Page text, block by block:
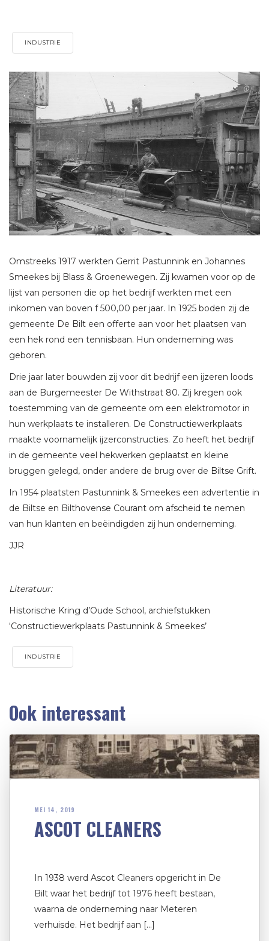
INDUSTRIE
Omstreeks 1917 werkten Gerrit Pastunnink en Johannes
Smeekes bij Blass & Groenewegen. Zij kwamen voor op de
lijst van personen die op het bedrijf werkten met een
inkomen van boven f 500,00 per jaar. In 1925 boden zij de
gemeente De Bilt een offerte aan voor het plaatsen van
een hek rond een tennisbaan. Hun onderneming was
geboren.
Drie jaar later bouwden zij voor dit bedrijf een ijzeren loods
aan de Burgemeester De Withstraat 80. Zij kregen ook
toestemming van de gemeente om een elektromotor in
hun werkplaats te installeren. De Constructiewerkplaats
maakte voornamelijk ijzerconstructies. Zo heeft het bedrijf
in de gemeente veel hekwerken geplaatst en kleine
bruggen gelegd, onder andere de brug over de Biltse Grift.
In 1954 plaatsten Pastunnink & Smeekes een advertentie in
de Biltse en Bilthovense Courant om afscheid te nemen
van hun klanten en beëindigden zij hun onderneming.
JJR
Literatuur:
Historische Kring d’Oude School, archiefstukken
‘Constructiewerkplaats Pastunnink & Smeekes’
INDUSTRIE
Ook interessant
MEI 14, 2019
ASCOT CLEANERS
In 1938 werd Ascot Cleaners opgericht in De
Bilt waar het bedrijf tot 1976 heeft bestaan,
waarna de onderneming naar Meteren
verhuisde. Het bedrijf aan […]